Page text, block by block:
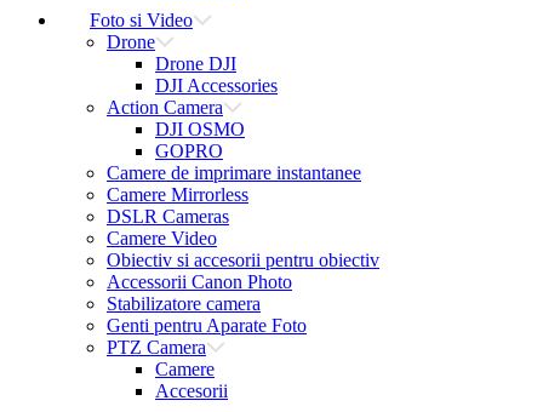
Foto si Video
Drone
Drone DJI
DJI Accessories
Action Camera
DJI OSMO
GOPRO
Camere de imprimare instantanee
Camere Mirrorless
DSLR Cameras
Camere Video
Obiectiv si accesorii pentru obiectiv
Accessorii Canon Photo
Stabilizatore camera
Genti pentru Aparate Foto
PTZ Camera
Camere
Accesorii